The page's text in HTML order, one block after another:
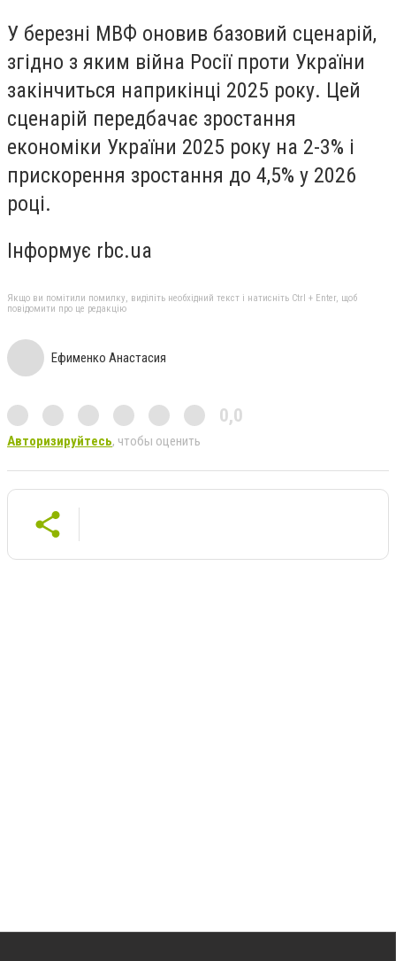
У березні МВФ оновив базовий сценарій,
згідно з яким війна Росії проти України
закінчиться наприкінці 2025 року. Цей
сценарій передбачає зростання
економіки України 2025 року на 2-3% і
прискорення зростання до 4,5% у 2026
році.
Інформує rbc.ua
Якщо ви помітили помилку, виділіть необхідний текст і натисніть Ctrl + Enter, щоб
повідомити про це редакцію
Ефименко Анастасия
0,0
Авторизируйтесь, чтобы оценить